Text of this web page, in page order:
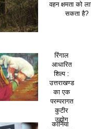
वहन क्षमता को
सकता है?
रिंगाल
आधारित
शिल्प :
उत्तराखण्ड
का एक
परम्परागत
कुटीर
उद्योग
कानिया